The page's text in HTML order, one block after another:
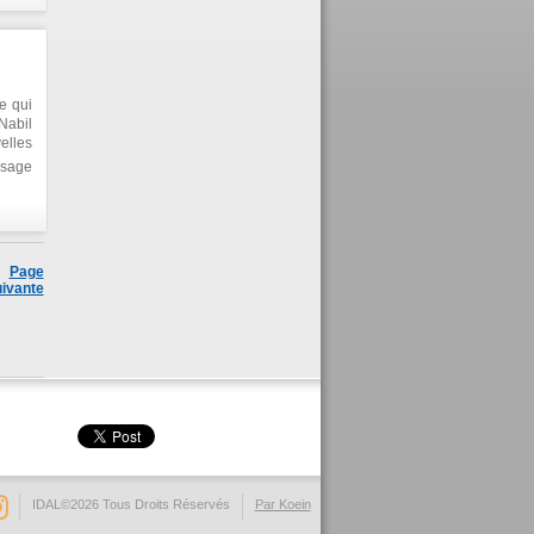
qui
Page
Par Koein
IDAL©2026 Tous Droits Réservés